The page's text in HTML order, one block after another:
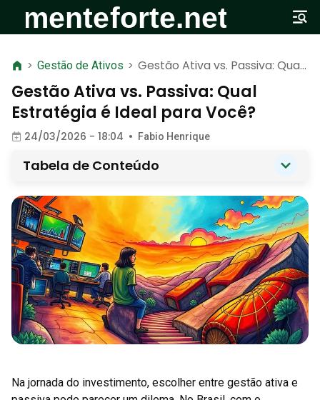
> Gestão de Ativos > Gestão Ativa vs. Passiva: Qual
Estratégia é Ideal para Você?
Gestão Ativa vs. Passiva: Qual
Estratégia é Ideal para Você?
24/03/2026 - 18:04 • Fabio Henrique
Tabela de Conteúdo
Na jornada do investimento, escolher entre gestão ativa e